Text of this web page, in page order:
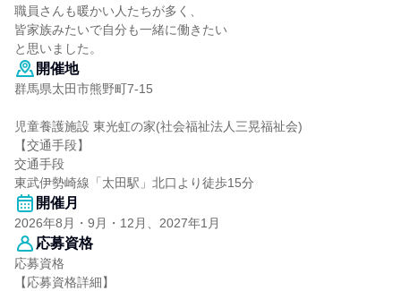
職員さんも暖かい人たちが多く、
皆家族みたいで自分も一緒に働きたい
と思いました。
開催地
群馬県太田市熊野町7-15
児童養護施設 東光虹の家(社会福祉法人三晃福祉会)
【交通手段】
交通手段
東武伊勢崎線「太田駅」北口より徒歩15分
開催月
2026年8月・9月・12月、2027年1月
応募資格
応募資格
【応募資格詳細】